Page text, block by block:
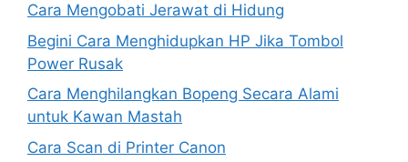
Cara Mengobati Jerawat di Hidung
Begini Cara Menghidupkan HP Jika Tombol
Power Rusak
Cara Menghilangkan Bopeng Secara Alami
untuk Kawan Mastah
Cara Scan di Printer Canon